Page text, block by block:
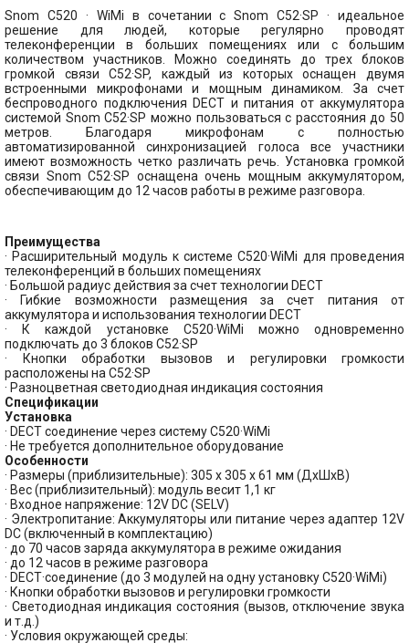
Snom C520 · WiMi в сочетании с Snom C52·SP · идеальное
решение для людей, которые регулярно проводят
телеконференции в больших помещениях или с большим
количеством участников. Можно соединять до трех блоков
громкой связи C52·SP, каждый из которых оснащен двумя
встроенными микрофонами и мощным динамиком. За счет
беспроводного подключения DECT и питания от аккумулятора
системой Snom C52·SP можно пользоваться с расстояния до 50
метров. Благодаря микрофонам с полностью
автоматизированной синхронизацией голоса все участники
имеют возможность четко различать речь. Установка громкой
связи Snom C52·SP оснащена очень мощным аккумулятором,
обеспечивающим до 12 часов работы в режиме разговора.
Преимущества
· Расширительный модуль к системе C520·WiMi для проведения
телеконференций в больших помещениях
· Большой радиус действия за счет технологии DECT
· Гибкие возможности размещения за счет питания от
аккумулятора и использования технологии DECT
· К каждой установке C520·WiMi можно одновременно
подключать до 3 блоков C52·SP
· Кнопки обработки вызовов и регулировки громкости
расположены на C52·SP
· Разноцветная светодиодная индикация состояния
Спецификации
Установка
· DECT соединение через систему C520·WiMi
· Не требуется дополнительное оборудование
Особенности
· Размеры (приблизительные): 305 x 305 x 61 мм (ДxШxВ)
· Вес (приблизительный): модуль весит 1,1 кг
· Входное напряжение: 12V DC (SELV)
· Электропитание: Аккумуляторы или питание через адаптер 12V
DC (включенный в комплектацию)
· до 70 часов заряда аккумулятора в режиме ожидания
· до 12 часов в режиме разговора
· DECT·соединение (до 3 модулей на одну установку C520·WiMi)
· Кнопки обработки вызовов и регулировки громкости
· Светодиодная индикация состояния (вызов, отключение звука
и т.д.)
· Условия окружающей среды: